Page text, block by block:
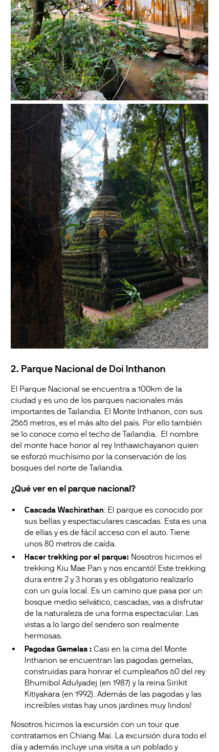
2. Parque Nacional de Doi Inthanon
El Parque Nacional se encuentra a 100km de la
ciudad y es uno de los parques nacionales más
importantes de Tailandia. El Monte Inthanon, con sus
2565 metros, es el más alto del país. Por ello también
se lo conoce como el techo de Tailandia. El nombre
del monte hace honor al rey Inthawichayanon quien
se esforzó muchísimo por la conservación de los
bosques del norte de Tailandia.
¿Qué ver en el parque nacional?
Cascada Wachirathan: El parque es conocido por
sus bellas y espectaculares cascadas. Esta es una
de ellas y es de fácil acceso con el auto. Tiene
unos 80 metros de caída.
Hacer trekking por el parque: Nosotros hicimos el
trekking Kiu Mae Pan y nos encantó! Este trekking
dura entre 2 y 3 horas y es obligatorio realizarlo
con un guía local. Es un camino que pasa por un
bosque medio selvático, cascadas, vas a disfrutar
de la naturaleza de una forma espectacular. Las
vistas a lo largo del sendero son realmente
hermosas.
Pagodas Gemelas : Casi en la cima del Monte
Inthanon se encuentran las pagodas gemelas,
construidas para honrar el cumpleaños 60 del rey
Bhumibol Adulyadej (en 1987) y la reina Sirikit
Kitiyakara (en 1992). Además de las pagodas y las
increíbles vistas hay unos jardines muy lindos!
Nosotros hicimos la excursión con un tour que
contratamos en Chiang Mai. La excursión dura todo el
día y además incluye una visita a un poblado y